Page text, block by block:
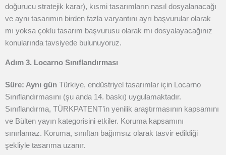
doğurucu stratejik karar), kısmi tasarımların nasıl dosyalanacağı
ve aynı tasarımın birden fazla varyantını ayrı başvurular olarak
mı yoksa çoklu tasarım başvurusu olarak mı dosyalayacağınız
konularında tavsiyede bulunuyoruz.
Adım 3. Locarno Sınıflandırması
Süre: Aynı gün Türkiye, endüstriyel tasarımlar için Locarno
Sınıflandırmasını (şu anda 14. baskı) uygulamaktadır.
Sınıflandırma, TÜRKPATENT’in yenilik araştırmasının kapsamını
ve Bülten yayın kategorisini etkiler. Koruma kapsamını
sınırlamaz. Koruma, sınıftan bağımsız olarak tasvir edildiği
şekliyle tasarıma uzanır.